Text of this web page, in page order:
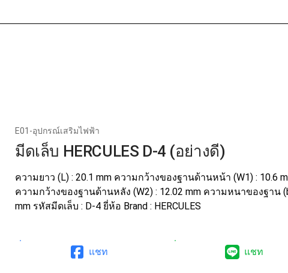
E01-อุปกรณ์เสริมไฟฟ้า
มีดเล็บ HERCULES D-4 (อย่างดี)
ความยาว (L) : 20.1 mm ความกว้างของฐานด้านหน้า (W1) : 10.6
ความกว้างของฐานด้านหลัง (W2) : 12.02 mm ความหนาของฐาน
mm รหัสมีดเล็บ : D-4 ยี่ห้อ Brand : HERCULES
แชท แชท